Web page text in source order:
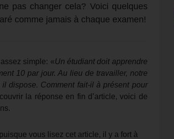
pas changer cela? Voici quelques
comme jamais à chaque examen!
simple: «Un étudiant doit apprendre
10 par jour. Au lieu de travailler, notre
dispose. Comment fait-il à présent pour
la réponse en fin d’article, voici de
vous lisez cet article, il y a fort à